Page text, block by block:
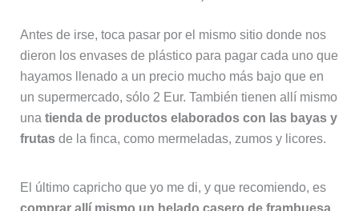
Antes de irse, toca pasar por el mismo sitio donde nos
dieron los envases de plástico para pagar cada uno que
hayamos llenado a un precio mucho más bajo que en
un supermercado, sólo 2 Eur. También tienen allí mismo
una tienda de productos elaborados con las bayas y
frutasde la finca, como mermeladas, zumos y licores.
El último capricho que yo me di, y que recomiendo, es